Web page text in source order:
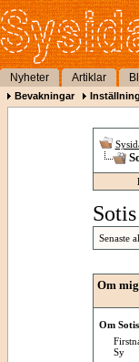
Nyheter Artiklar
Bevakningar
Sotis
Senaste
Om mig
Om Sotis
Sy